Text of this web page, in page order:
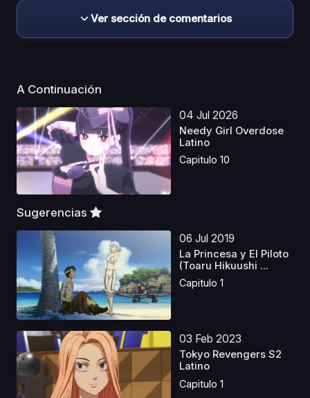
Ver sección de comentarios
A Continuación
04 Jul 2026
Needy Girl Overdose
Latino
Capitulo 10
Sugerencias
06 Jul 2019
La Princesa y El Piloto
(Toaru Hikuushi ...
Capitulo 1
03 Feb 2023
Tokyo Revengers S2
Latino
Capitulo 1